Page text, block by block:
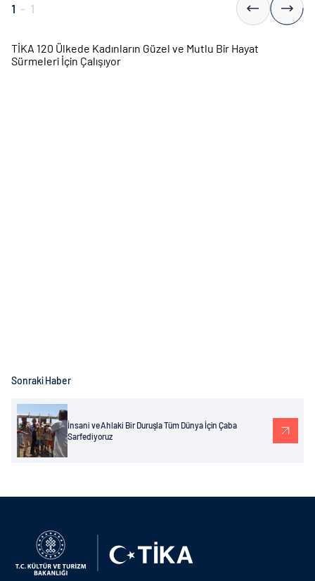
1 - 1
TİKA 120 Ülkede Kadınların Güzel ve Mutlu Bir Hayat
Sürmeleri İçin Çalışıyor
Sonraki Haber
İnsani ve Ahlaki Bir Duruşla Tüm Dünya İçin Çaba
Sarfediyoruz